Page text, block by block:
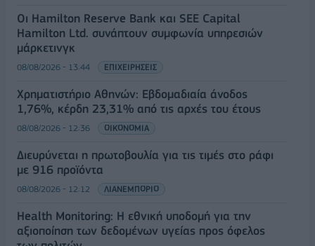
Οι Hamilton Reserve Bank και SEE Capital
Hamilton Ltd. συνάπτουν συμφωνία υπηρεσιών
μάρκετινγκ
08/08/2026 - 13:44 ΕΠΙΧΕΙΡΗΣΕΙΣ
Χρηματιστήριο Αθηνών: Εβδομαδιαία άνοδος
1,76%, κέρδη 23,31% από τις αρχές του έτους
08/08/2026 - 12:36 ΟΙΚΟΝΟΜΙΑ
Διευρύνεται η πρωτοβουλία για τις τιμές στο ράφι
με 916 προϊόντα
08/08/2026 - 12:12 ΛΙΑΝΕΜΠΟΡΙΟ
Health Monitoring: Η εθνική υποδομή για την
αξιοποίηση των δεδομένων υγείας προς όφελος